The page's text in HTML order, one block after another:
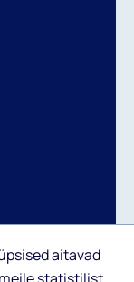
aitavad